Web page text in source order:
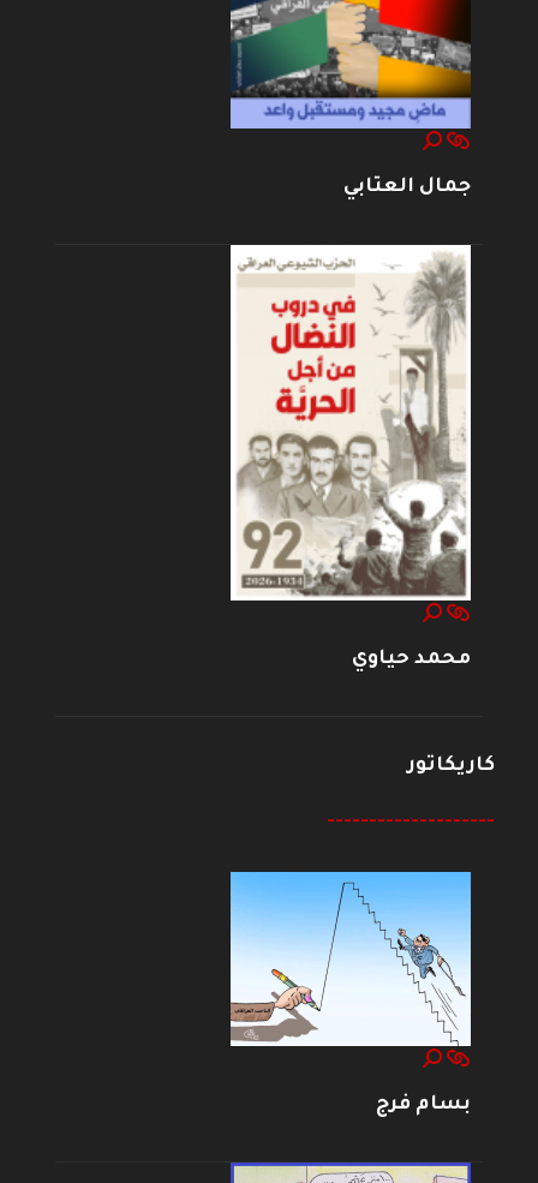
جمال العتابي
محمد حياوي
كاريكاتور
--------------------
بسام فرج